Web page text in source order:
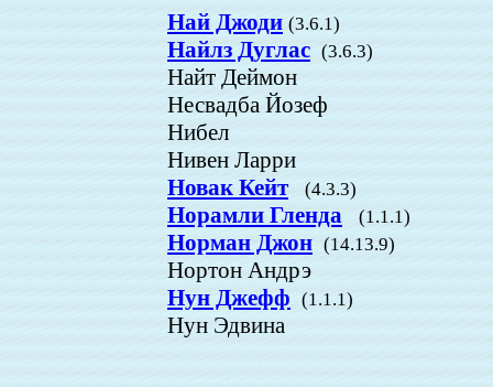
Най Джоди (3.6.1)
Найлз Дуглас (3.6.3)
Найт Деймон
Несвадба Йозеф
Нибел
Нивен Ларри
Новак Кейт
(4.3.3)
Норамли Гленда (1.1.1)
Норман Джон (14.13.9)
Нортон Андрэ
Нун Джефф (1.1.1)
Нун Эдвина